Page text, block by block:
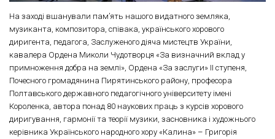
На заході вшанували пам’ять нашого видатного земляка,
музиканта, композитора, співака, українського хорового
диригента, педагога, Заслуженого діяча мистецтв України,
кавалера Ордена Миколи Чудотворця «За визначний вклад у
примноження добра на землі», Ордена «За заслуги» ІІ ступеня,
Почесного громадянина Пирятинського району, професора
Полтавського державного педагогічного університету імені
Короленка, автора понад 80 наукових праць з курсів хорового
диригування, гармонії та теорії музики, засновника і художнього
керівника Українського народного хору «Калина» – Григорія